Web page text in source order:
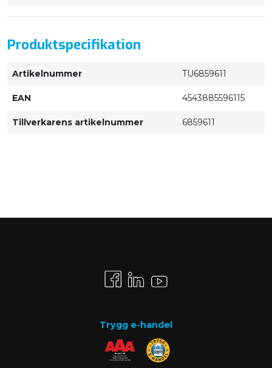
Produktspecifikation
Artikelnummer TU6859611
EAN 4543885596115
Tillverkarens artikelnummer 6859611
Trygg e-handel